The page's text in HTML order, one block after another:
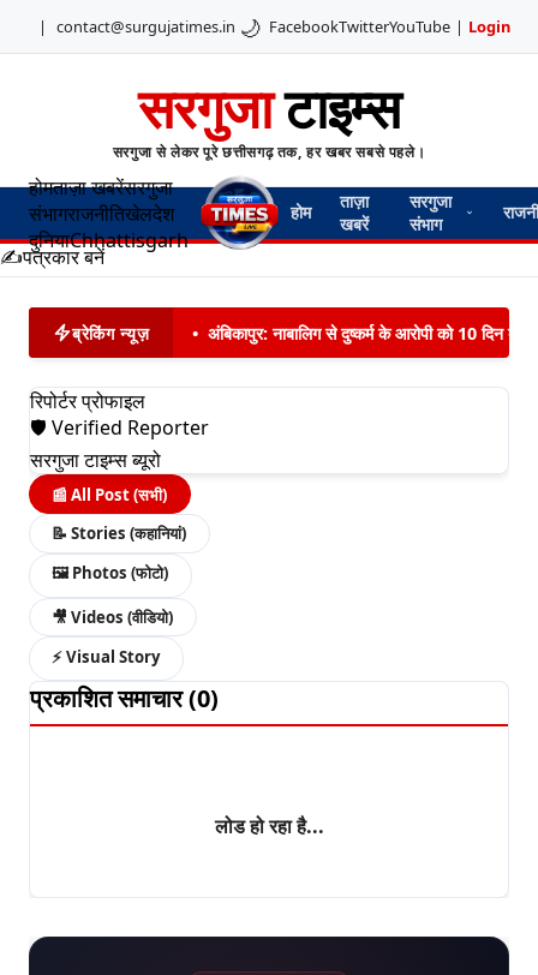
| contact@surgujatimes.in 🌙 FacebookTwitterYouTube | Login
सरगुजाटाइम्स
सरगुजा से लेकर पूरे छत्तीसगढ़ तक, हर खबर सबसे पहले।
होमताज़ा खबरेंसरगुजा
संभागराजनीतिखेलदेश
दुनियाChhattisgarh
होम
ताज़ा
खबरें
सरगुजा
संभाग
✍️पत्रकार बनें
ब्रेकिंग न्यूज़ • अंबिकापुर: नाबालिग से दुष्कर्म के आरोपी को 10 दिन बाद
रिपोर्टर प्रोफाइल
🛡️ Verified Reporter
सरगुजा टाइम्स ब्यूरो
📰 All Post (सभी)
📝 Stories (कहानियां)
🖼️ Photos (फोटो)
🎥 Videos (वीडियो)
⚡Visual Story
प्रकाशित समाचार (0)
लोड हो रहा है...